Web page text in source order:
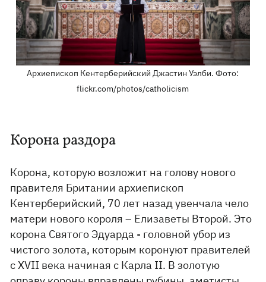
Архиепископ Кентерберийский Джастин Уэлби. Фото:
flickr.com/photos/catholicism
Корона раздора
Корона, которую возложит на голову нового
правителя Британии архиепископ
Кентерберийский, 70 лет назад увенчала чело
матери нового короля – Елизаветы Второй. Это
корона Святого Эдуарда - головной убор из
чистого золота, которым коронуют правителей
с XVII века начиная с Карла II. В золотую